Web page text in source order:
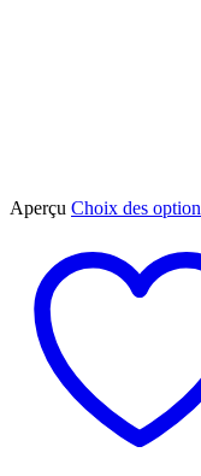
Aperçu Choix des